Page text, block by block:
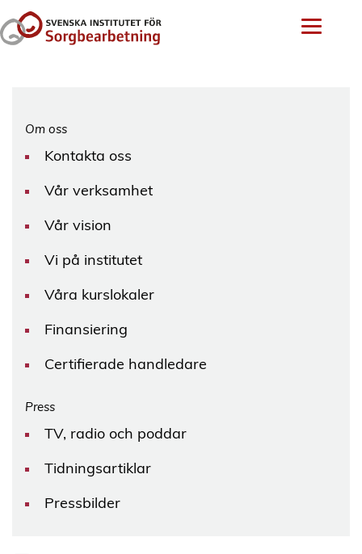
Om oss
Kontakta oss
Vår verksamhet
Vår vision
Vi på institutet
Våra kurslokaler
Finansiering
Certifierade handledare
Press
TV, radio och poddar
Tidningsartiklar
Pressbilder